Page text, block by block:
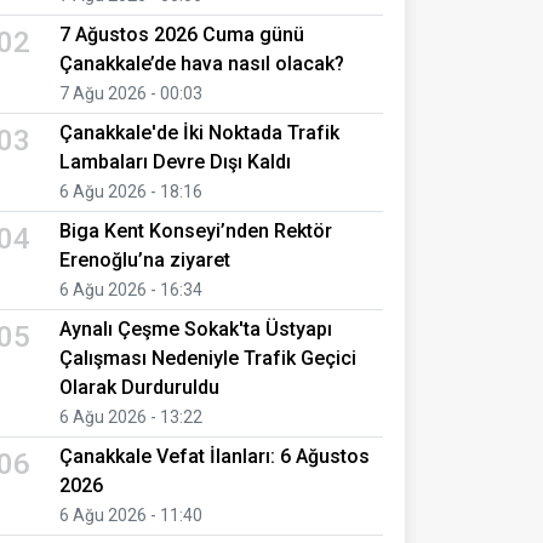
7 Ağustos 2026 Cuma günü
Çanakkale’de hava nasıl olacak?
7 Ağu 2026 - 00:03
Çanakkale'de İki Noktada Trafik
Lambaları Devre Dışı Kaldı
6 Ağu 2026 - 18:16
Biga Kent Konseyi’nden Rektör
Erenoğlu’na ziyaret
6 Ağu 2026 - 16:34
Aynalı Çeşme Sokak'ta Üstyapı
Çalışması Nedeniyle Trafik Geçici
Olarak Durduruldu
6 Ağu 2026 - 13:22
Çanakkale Vefat İlanları: 6 Ağustos
2026
6 Ağu 2026 - 11:40